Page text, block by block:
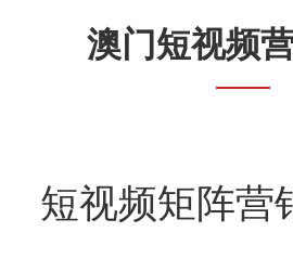
澳门短视频
短视频矩阵营